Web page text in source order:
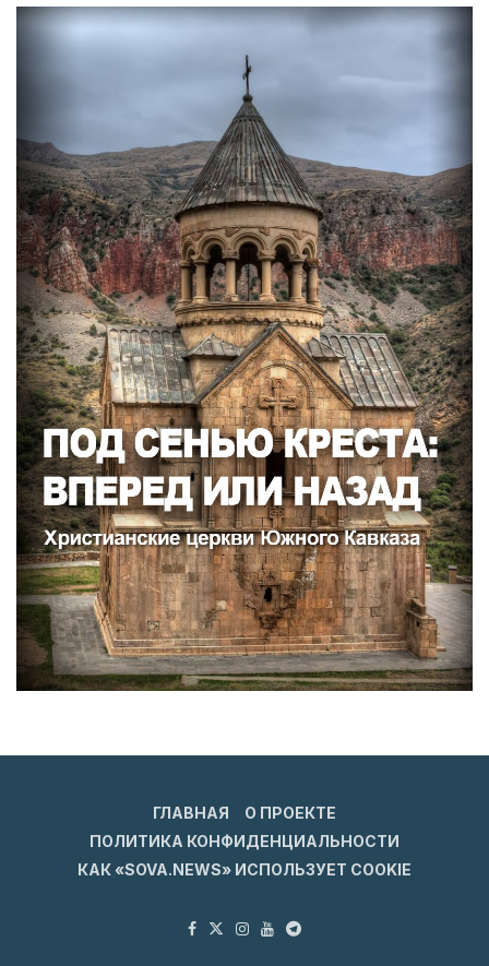
ГЛАВНАЯ
О ПРОЕКТЕ
ПОЛИТИКА КОНФИДЕНЦИАЛЬНОСТИ
КАК «SOVA.NEWS» ИСПОЛЬЗУЕТ COOKIE